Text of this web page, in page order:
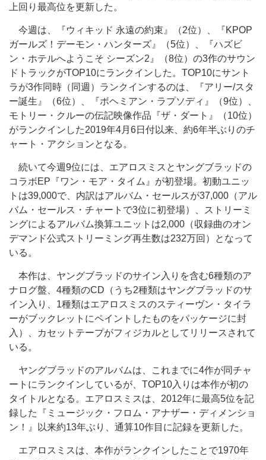
上回り最高位を更新した。
今週は、『ウィキッド 永遠の約束』（2位）、『KPOP
ガールズ！デーモン・ハンターズ』（5位）、『ハズビ
ン・ホテルへようこそ シーズン2』（8位）の3作のサウン
ドトラックがTOP10にランクインした。TOP10にサント
ラが3作同時（同週）ランクインするのは、『アリー/スタ
ー誕生』（6位）、『ボヘミアン・ラプソディ』（9位）、
モトリー・クルーの伝記映像作品『ザ・ダート』（10位）
がランクインした2019年4月6日付以来、約6年半ぶりのチ
ャート・アクションとなる。
続いて今週9位には、エアロスミスとヤングブラッドの
コラボEP『ワン・モア・タイム』が初登場。初動ユニッ
トは39,000で、内訳はアルバム・セールスが37,000（アル
バム・セールス・チャートで3位に初登場）、ストリーミ
ングによるアルバム換算ユニットは2,000（収録曲のオン
デマンド公式ストリーミング再生数は232万回）となって
いる。
本作は、ヤングブラッドのサイン入りを含む6種類のア
ナログ盤、4種類のCD（うち2種類はヤングブラッドのサ
イン入り、1種類はエアロスミスのスティーヴン・タイラ
ーがブックレットにペイントしたものをパッケージに封
入）、カセットテープがフィジカルとしてリリースされて
いる。
ヤングブラッドのアルバムは、これまでに4作が同チャ
ートにランクインしているが、TOP10入りは本作が初の
タイトルとなる。エアロスミスは、2012年に最高5位を記
録した『ミュージック・フロム・アナザー・ディメンショ
ン！』以来約13年ぶり、通算10作目に記録を更新した。
エアロスミスは、本作がランクインしたことで1970年